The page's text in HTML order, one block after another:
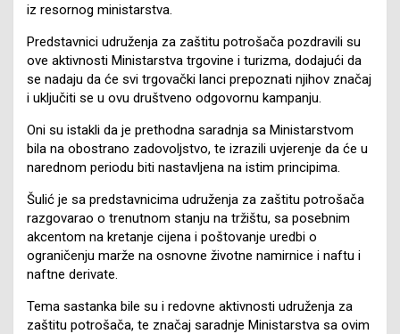
iz resornog ministarstva.
Predstavnici udruženja za zaštitu potrošača pozdravili su
ove aktivnosti Ministarstva trgovine i turizma, dodajući da
se nadaju da će svi trgovački lanci prepoznati njihov značaj
i uključiti se u ovu društveno odgovornu kampanju.
Oni su istakli da je prethodna saradnja sa Ministarstvom
bila na obostrano zadovoljstvo, te izrazili uvjerenje da će u
narednom periodu biti nastavljena na istim principima.
Šulić je sa predstavnicima udruženja za zaštitu potrošača
razgovarao o trenutnom stanju na tržištu, sa posebnim
akcentom na kretanje cijena i poštovanje uredbi o
ograničenju marže na osnovne životne namirnice i naftu i
naftne derivate.
Tema sastanka bile su i redovne aktivnosti udruženja za
zaštitu potrošača, te značaj saradnje Ministarstva sa ovim